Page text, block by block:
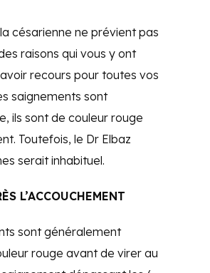
césarienne ne prévient pas
raisons qui vous y ont
recours pour toutes vos
saignements sont
ils sont de couleur rouge
Toutefois, le Dr Elbaz
serait inhabituel.
L’ACCOUCHEMENT
sont généralement
rouge avant de virer au